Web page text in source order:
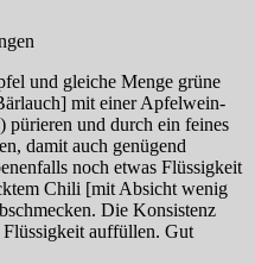
und gleiche Menge grüne
mit einer Apfelwein-
pürieren und durch ein feines
damit auch genügend
noch etwas Flüssigkeit
Chili [mit Absicht wenig
Die Konsistenz
auffüllen. Gut